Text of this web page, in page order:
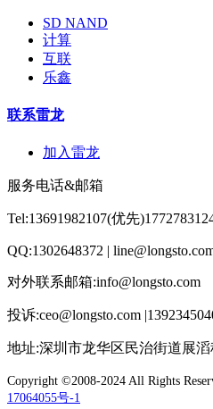
SD NAND
计算
互联
乐鑫
联系雷龙
加入雷龙
服务电话&邮箱
Tel:13691982107(优先
QQ:1302648372 |
对外联系邮箱:info@longsto.com
投诉:ceo@longsto.com
地址:深圳市龙华区民治街道展
Copyright ©2008-2024 All Rights
17064055号-1